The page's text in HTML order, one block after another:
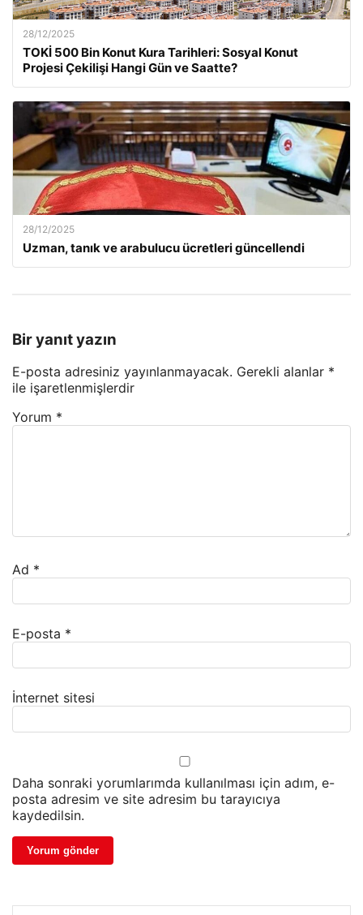
28/12/2025
TOKİ 500 Bin Konut Kura Tarihleri: Sosyal Konut
Projesi Çekilişi Hangi Gün ve Saatte?
28/12/2025
Uzman, tanık ve arabulucu ücretleri güncellendi
Bir yanıt yazın
E-posta adresiniz yayınlanmayacak. Gerekli alanlar *
ile işaretlenmişlerdir
Yorum *
Ad *
E-posta *
İnternet sitesi
Daha sonraki yorumlarımda kullanılması için adım, e-
posta adresim ve site adresim bu tarayıcıya
kaydedilsin.